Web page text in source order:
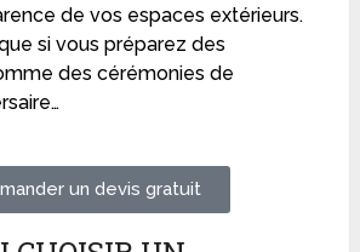
de vos espaces extérieurs.
si vous préparez des
des cérémonies de
un devis gratuit